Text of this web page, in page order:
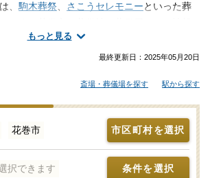
もっと見る
、駒木葬祭、 さこうセレモニーといった葬
のみ、一日葬、家族葬、一般的なお葬式な
ったサービスが魅力の葬儀屋さんから大規
す。各葬儀屋さんの特徴、おすすめの葬儀
。「みんなが選んだお葬式」では、基準を
葬儀社・葬儀屋さんをご紹介しておりま
などがあれば、些細と思われることでも遠
お電話でご相談いただけます。花巻市の葬儀
信頼のおける葬儀屋さんはどこ？」などの
最終更新日： 2025年05月20日
斎場・葬儀場を探す 駅から探す
花巻市 市区町村を選択
択できます 条件を選択